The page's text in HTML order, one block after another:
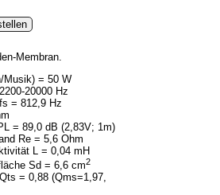
Membran.
Musik) = 50 W
20000 Hz
= 812,9 Hz
= 89,0 dB (2,83V; 1m)
Re = 5,6 Ohm
L = 0,04 mH
Sd = 6,6 cm2
= 0,88 (Qms=1,97,